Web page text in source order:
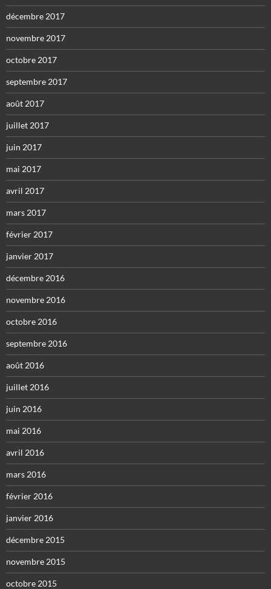
décembre 2017
novembre 2017
octobre 2017
septembre 2017
août 2017
juillet 2017
juin 2017
mai 2017
avril 2017
mars 2017
février 2017
janvier 2017
décembre 2016
novembre 2016
octobre 2016
septembre 2016
août 2016
juillet 2016
juin 2016
mai 2016
avril 2016
mars 2016
février 2016
janvier 2016
décembre 2015
novembre 2015
octobre 2015